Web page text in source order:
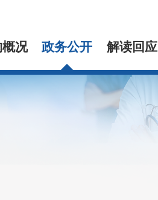
况 政务公开 解读回应